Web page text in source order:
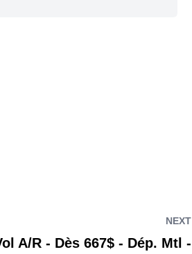
NEXT
A/R - Dès 667$ - Dép. Mtl -